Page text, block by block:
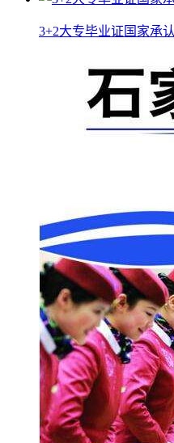
3+2大专毕业证国家承认